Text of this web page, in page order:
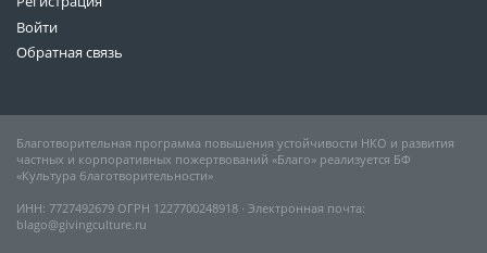
Войти
Обратная связь
Благотворительная программа повышения устойчивости НКО и развития
частных и корпоративных пожертвований «Благо» реализуется БФ
«Культура благотворительности»
ИНН: 7727492679 ОГРН 1227700248918 ∙ Электронная почта:
blago@givingculture.ru